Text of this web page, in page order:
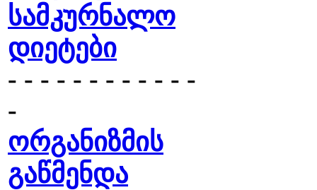
სამკურნალო
დიეტები
- - - - - - - - - - - -
-
ორგანიზმის
გაწმენდა